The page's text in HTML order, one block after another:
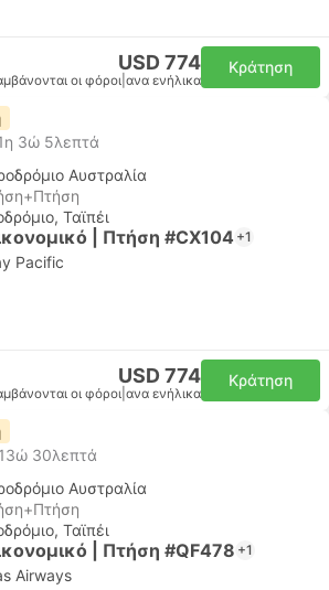
USD 774
οι φόροι ανα ενήλικα
Κράτηση
3ώ 5λεπτά
Αυστραλία
Ταϊπέι
| Πτήση #CX104 +1
Pacific
USD 774
οι φόροι ανα ενήλικα
Κράτηση
13ώ 30λεπτά
Αυστραλία
Ταϊπέι
| Πτήση #QF478 +1
Airways